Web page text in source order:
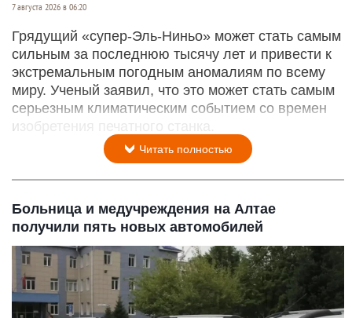
7 августа 2026 в 06:20
Грядущий «супер-Эль-Ниньо» может стать самым
сильным за последнюю тысячу лет и привести к
экстремальным погодным аномалиям по всему
миру. Ученый заявил, что это может стать самым
серьезным климатическим событием со времен
изобретения печатного станка.
Читать полностью
Больница и медучреждения на Алтае
получили пять новых автомобилей